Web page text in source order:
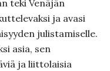
teki Venäjän
ja avasi
julistamiselle.
asia, sen
ja liittolaisia